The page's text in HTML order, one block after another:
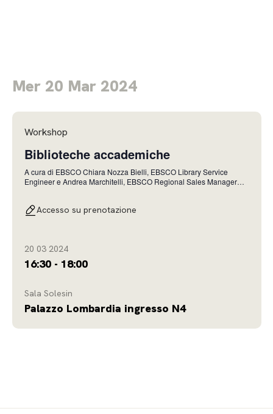
Mer 20 Mar 2024
20 03 2024
16:30 - 18:00
Sala Solesin
Palazzo Lombardia ingresso N4
Workshop
Biblioteche accademiche
A cura di EBSCO Chiara Nozza Bielli, EBSCO Library Service
Engineer e Andrea Marchitelli, EBSCO Regional Sales Manager
OpenAthens) Daniela Vitillo, EBSCO Re
Accesso su prenotazione